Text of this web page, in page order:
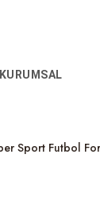
KURUMSAL
Sport Futbol